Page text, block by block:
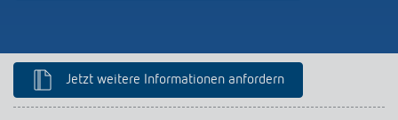
Jetzt weitere Informationen anfordern